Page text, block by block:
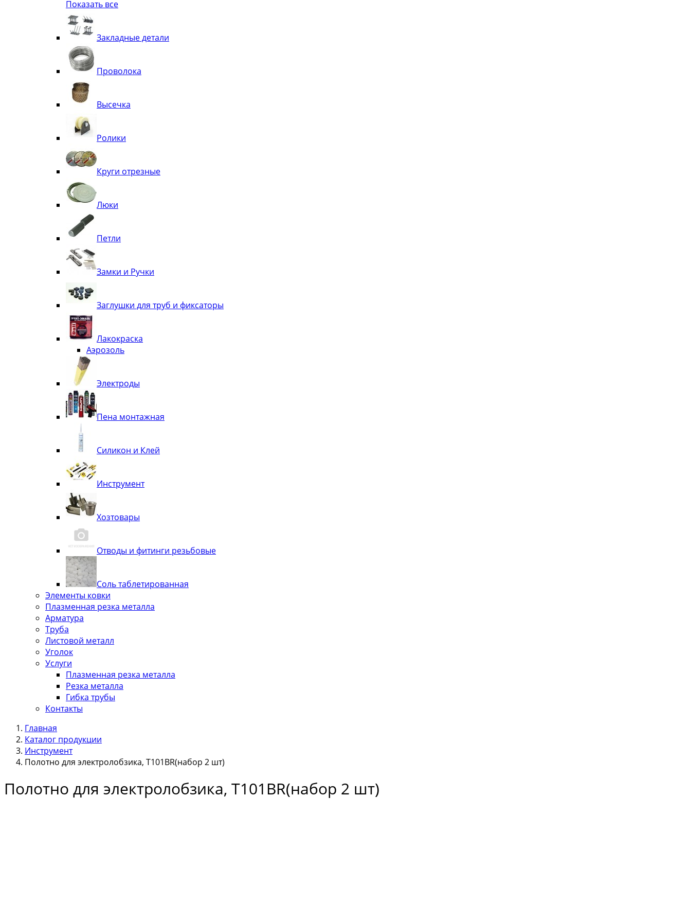
Квадрат
Труба декоративная
Элементы орнамента из квадрата, трубы
Узоры
Лавки
Показать все
Закладные детали
Проволока
Высечка
Ролики
Круги отрезные
Люки
Петли
Замки и Ручки
Заглушки для труб и фиксаторы
Лакокраска
Аэрозоль
Электроды
Пена монтажная
Силикон и Клей
Инструмент
Хозтовары
Отводы и фитинги резьбовые
Соль таблетированная
Элементы ковки
Плазменная резка металла
Арматура
Труба
Листовой металл
Уголок
Услуги
Плазменная резка металла
Резка металла
Гибка трубы
Контакты
Главная
Каталог продукции
Инструмент
Полотно для электролобзика, Т101BR(набор 2 шт)
Полотно для электролобзика, Т101BR(набор 2 шт)